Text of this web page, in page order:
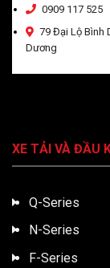
0909 117 525
79 Đại Lộ Bình
Dương
XE TẢI VÀ ĐẦU
Q-Series
N-Series
F-Series